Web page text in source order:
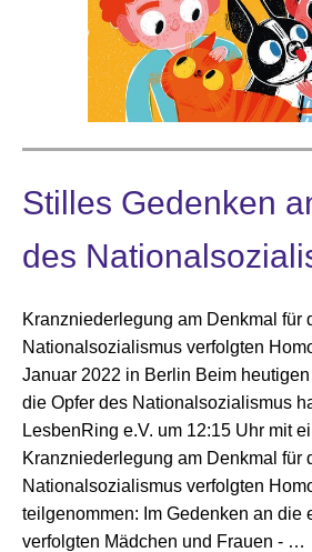
Stilles Gedenken
des
Kranzniederlegung am Denkmal für
Nationalsozialismus verfolgten
Januar 2022 in Berlin Beim
die Opfer des Nationalsozialismus
LesbenRing e.V. um 12:15 Uhr mit
Kranzniederlegung am Denkmal für
Nationalsozialismus verfolgten
teilgenommen: Im Gedenken an die
verfolgten Mädchen und Frauen - …